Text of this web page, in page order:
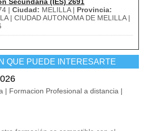
| Ciudad: MELILLA | Provincia:
| CIUDAD AUTONOMA DE MELILLA |
QUE PUEDE INTERESARTE
| Formacion Profesional a distancia |